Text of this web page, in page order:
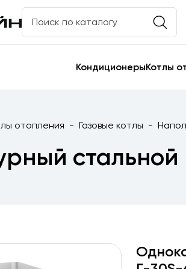
КондиционерыКотлы
отопления Газовые котлы